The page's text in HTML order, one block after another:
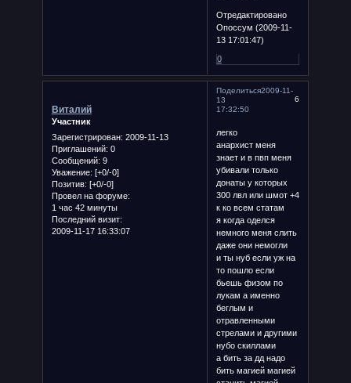
Отредактировано
Опоссум (2009-11-
13 17:01:47)
0
Поделиться
6
2009-11-
13
17:32:50
Виталий
Участник
Зарегистрирован: 2009-11-13
Приглашений: 0
Сообщений: 9
Уважение: [+0/-0]
Позитив: [+0/-0]
Провел на форуме:
1 час 42 минуты
Последний визит:
2009-11-17 16:33:07
легко
анархист меня
знает и в пвп меня
убивали только
донаты у которых
300 лвл или шмот +4
к ко всем статам
я когда оделся
немного меня слить
даже они немогли
и ты нуб если уж на
то пошло если
бьешь физом по
лукам а именно
беглым и
отравленными
стрелами и другими
нубо скиллами
а бить за дд надо
бить магией магией